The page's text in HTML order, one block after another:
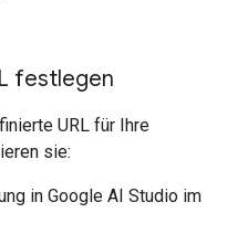
festlegen
URL für Ihre
sie:
in Google AI Studio im